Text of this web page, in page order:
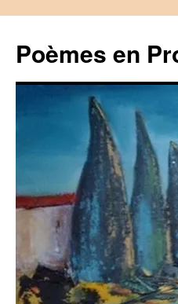
contenu
Poèmes en